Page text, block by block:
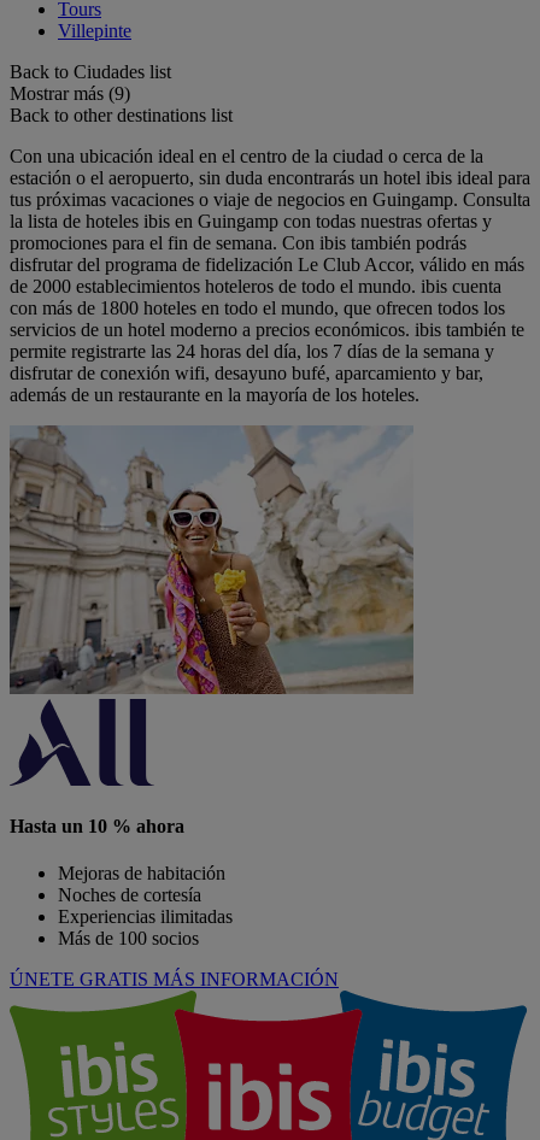
Tours
Villepinte
Back to Ciudades list
Mostrar más (9)
Back to other destinations list
Con una ubicación ideal en el centro de la ciudad o cerca de la
estación o el aeropuerto, sin duda encontrarás un hotel ibis ideal para
tus próximas vacaciones o viaje de negocios en Guingamp. Consulta
la lista de hoteles ibis en Guingamp con todas nuestras ofertas y
promociones para el fin de semana. Con ibis también podrás
disfrutar del programa de fidelización Le Club Accor, válido en más
de 2000 establecimientos hoteleros de todo el mundo. ibis cuenta
con más de 1800 hoteles en todo el mundo, que ofrecen todos los
servicios de un hotel moderno a precios económicos. ibis también te
permite registrarte las 24 horas del día, los 7 días de la semana y
disfrutar de conexión wifi, desayuno bufé, aparcamiento y bar,
además de un restaurante en la mayoría de los hoteles.
Hasta un 10 % ahora
Mejoras de habitación
Noches de cortesía
Experiencias ilimitadas
Más de 100 socios
ÚNETE GRATIS MÁS INFORMACIÓN